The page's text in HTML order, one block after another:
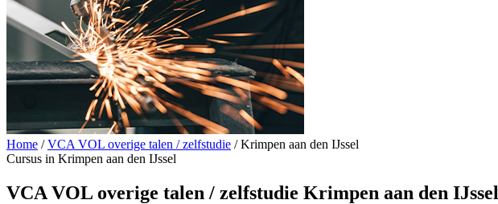
Home / VCA VOL overige talen / zelfstudie / Krimpen aan den IJssel
Cursus in Krimpen aan den IJssel
VCA VOL overige talen / zelfstudie Krimpen aan den IJssel